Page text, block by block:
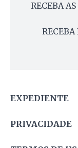
RECEBA
EXPEDIENTE
PRIVACIDADE